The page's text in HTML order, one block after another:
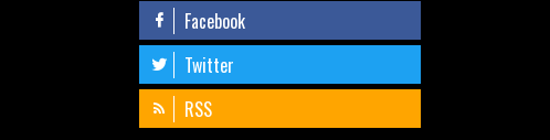
Facebook
Twitter
RSS